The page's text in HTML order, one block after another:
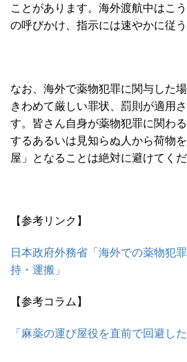
ことがあります。海外渡航中はこ
の呼びかけ、指示には速やかに従
なお、海外で薬物犯罪に関与した
きわめて厳しい罪状、罰則が適用
す。皆さん自身が薬物犯罪に関わ
するあるいは見知らぬ人から荷物
屋」となることは絶対に避けてくだ
【参考リンク】
日本政府外務省「海外での薬物犯
持・運搬」
【参考コラム】
「麻薬の運び屋役を直前で回避した